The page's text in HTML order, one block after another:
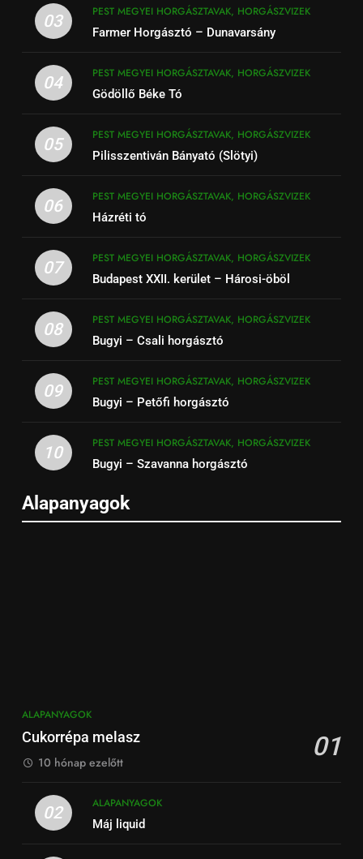
03
PEST MEGYEI HORGÁSZTAVAK, HORGÁSZVIZEK
Farmer Horgásztó – Dunavarsány
04
PEST MEGYEI HORGÁSZTAVAK, HORGÁSZVIZEK
Gödöllő Béke Tó
05
PEST MEGYEI HORGÁSZTAVAK, HORGÁSZVIZEK
Pilisszentiván Bányató (Slötyi)
06
PEST MEGYEI HORGÁSZTAVAK, HORGÁSZVIZEK
Házréti tó
07
PEST MEGYEI HORGÁSZTAVAK, HORGÁSZVIZEK
Budapest XXII. kerület – Hárosi-öböl
08
PEST MEGYEI HORGÁSZTAVAK, HORGÁSZVIZEK
Bugyi – Csali horgásztó
09
PEST MEGYEI HORGÁSZTAVAK, HORGÁSZVIZEK
Bugyi – Petőfi horgásztó
10
PEST MEGYEI HORGÁSZTAVAK, HORGÁSZVIZEK
Bugyi – Szavanna horgásztó
Alapanyagok
ALAPANYAGOK
Cukorrépa melasz 01
10 hónap ezelőtt
02
ALAPANYAGOK
Máj liquid